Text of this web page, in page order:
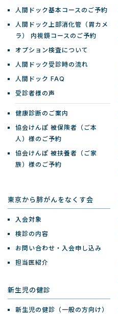
人間ドック基本コースのご予約
人間ドック上部消化管（胃カメ
ラ）
内視鏡コースのご予約
オプション検査について
人間ドック受診時の流れ
人間ドック FAQ
受診者様の声
健康診断のご案内
協会けんぽ 被保険者（ご本
人）様のご予約
協会けんぽ 被扶養者（ご家
族）様のご予約
東京から肺がんをなくす会
入会対象
検診の内容
お問い合わせ・入会申し込み
担当医紹介
新生児の健診
新生児の健診（一般の方向け）